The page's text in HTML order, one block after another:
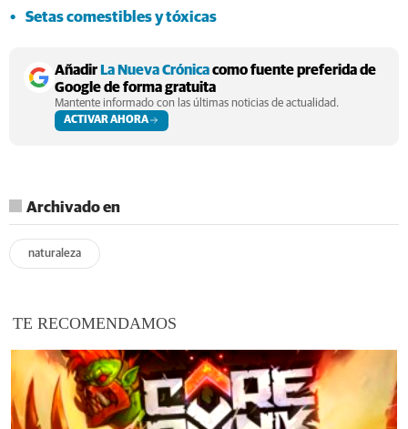
Setas comestibles y tóxicas
AñadirLa Nueva Crónicacomo fuente preferida de
Google de forma gratuita
Mantente informado con las últimas noticias de actualidad.
ACTIVAR AHORA
Archivado en
naturaleza
TE RECOMENDAMOS